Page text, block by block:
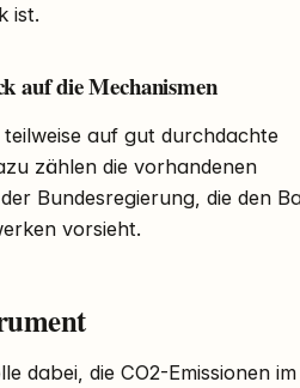
ist.
auf die Mechanismen
auf gut durchdachte
zählen die vorhandenen
Bundesregierung, die den
vorsieht.
dabei, die CO2-Emissionen im